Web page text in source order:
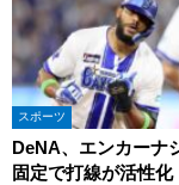
スポーツ
DeNA、エンカーナ
固定で打線が活性